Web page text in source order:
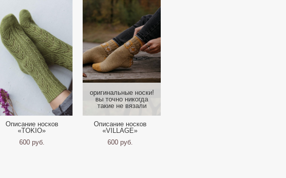
Описание носков
«TOKIO»
600 pуб.
оригинальныe носки!
вы точно никогда
такие не вязали
Описание носков
«VILLAGE»
600 pуб.